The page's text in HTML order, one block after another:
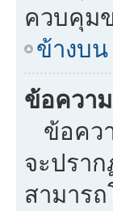
ควบคุม
ข้างบน
ข้อควา
ข้อคว
จะปรา
สามาร